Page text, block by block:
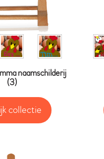
naamschilderij
(3)
collectie